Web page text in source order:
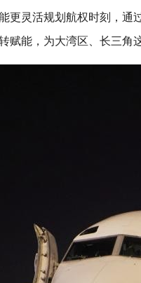
更灵活规划航权时刻，通
赋能，为大湾区、长三角